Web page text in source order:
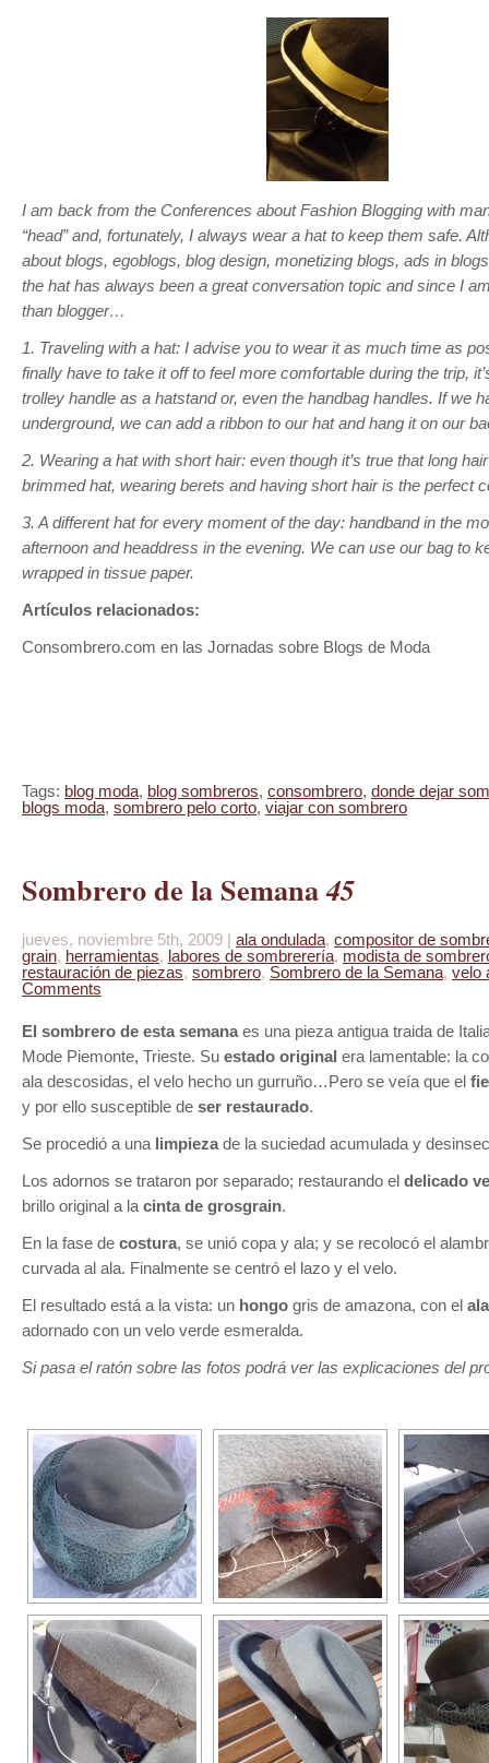
I am back from the Conferences about Fashion Blogging with
“head” and, fortunately, I always wear a hat to keep them safe.
about blogs, egoblogs, blog design, monetizing blogs, ads in
the hat has always been a great conversation topic and since I
than blogger…
1. Traveling with a hat: I advise you to wear it as much time as
finally have to take it off to feel more comfortable during the trip,
trolley handle as a hatstand or, even the handbag handles. If we
underground, we can add a ribbon to our hat and hang it on our
2. Wearing a hat with short hair: even though it’s true that long
brimmed hat, wearing berets and having short hair is the perfect
3. A different hat for every moment of the day: handband in the
afternoon and headdress in the evening. We can use our bag to
wrapped in tissue paper.
Artículos relacionados:
Consombrero.com en las Jornadas sobre Blogs de Moda
Tags: blog moda, blog sombreros, consombrero, donde dejar
blogs moda, sombrero pelo corto, viajar con sombrero
Sombrero de la Semana45
jueves, noviembre 5th, 2009 | ala ondulada, compositor de
grain, herramientas, labores de sombrerería, modista de
restauración de piezas, sombrero, Sombrero de la Semana, velo
Comments
El sombrero de esta semana es una pieza antigua traida de
Mode Piemonte, Trieste. Su estado original era lamentable: la
ala descosidas, el velo hecho un gurruño…Pero se veía que el
y por ello susceptible de ser restaurado.
Se procedió a una limpieza de la suciedad acumulada y
Los adornos se trataron por separado; restaurando el delicado
brillo original a la cinta de grosgrain.
En la fase de costura, se unió copa y ala; y se recolocó el
curvada al ala. Finalmente se centró el lazo y el velo.
El resultado está a la vista: un hongo gris de amazona, con el
adornado con un velo verde esmeralda.
Si pasa el ratón sobre las fotos podrá ver las explicaciones del